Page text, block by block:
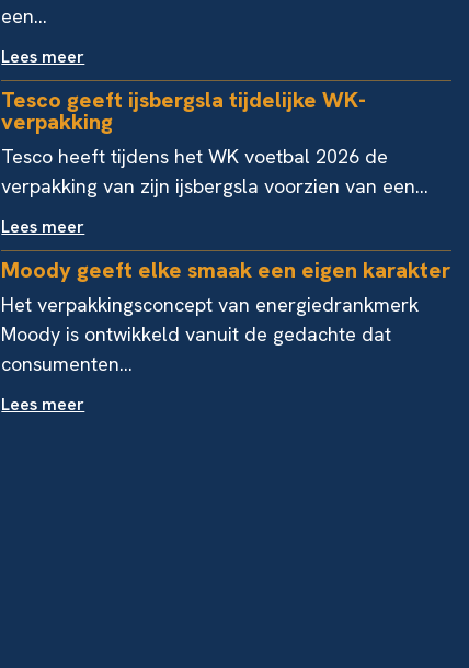
een...
Lees meer
Tesco geeft ijsbergsla tijdelijke WK-
verpakking
Tesco heeft tijdens het WK voetbal 2026 de
verpakking van zijn ijsbergsla voorzien van een...
Lees meer
Moody geeft elke smaak een eigen karakter
Het verpakkingsconcept van energiedrankmerk
Moody is ontwikkeld vanuit de gedachte dat
consumenten...
Lees meer